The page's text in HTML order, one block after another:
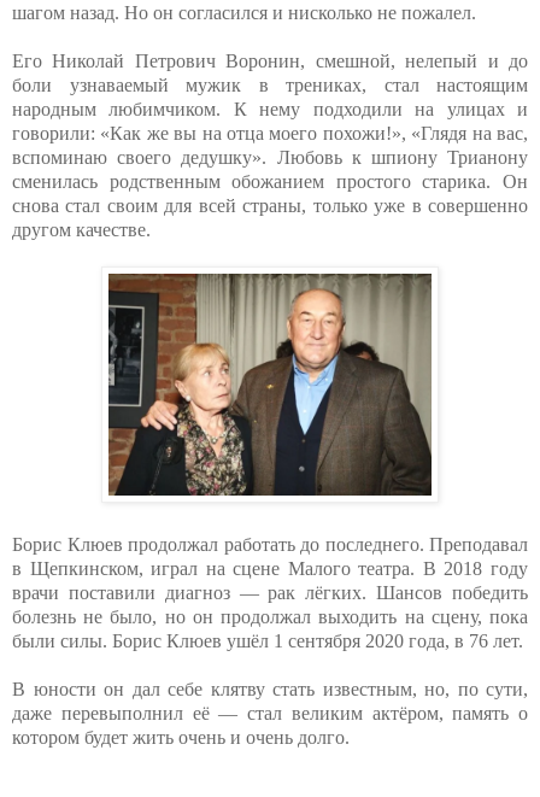
шагом назад. Но он согласился и нисколько не пожалел.
Его Николай Петрович Воронин, смешной, нелепый и до
боли узнаваемый мужик в трениках, стал настоящим
народным любимчиком. К нему подходили на улицах и
говорили: «Как же вы на отца моего похожи!», «Глядя на вас,
вспоминаю своего дедушку». Любовь к шпиону Трианону
сменилась родственным обожанием простого старика. Он
снова стал своим для всей страны, только уже в совершенно
другом качестве.
Борис Клюев продолжал работать до последнего. Преподавал
в Щепкинском, играл на сцене Малого театра. В 2018 году
врачи поставили диагноз — рак лёгких. Шансов победить
болезнь не было, но он продолжал выходить на сцену, пока
были силы. Борис Клюев ушёл 1 сентября 2020 года, в 76 лет.
В юности он дал себе клятву стать известным, но, по сути,
даже перевыполнил её — стал великим актёром, память о
котором будет жить очень и очень долго.